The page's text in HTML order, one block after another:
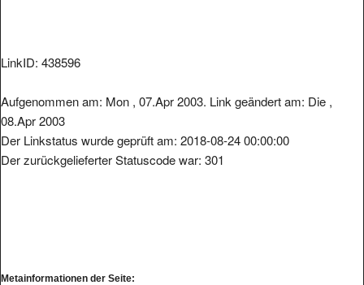
LinkID: 438596
Aufgenommen am: Mon , 07.Apr 2003. Link geändert am: Die ,
08.Apr 2003
Der Linkstatus wurde geprüft am: 2018-08-24 00:00:00
Der zurückgelieferter Statuscode war: 301
Metainformationen der Seite: